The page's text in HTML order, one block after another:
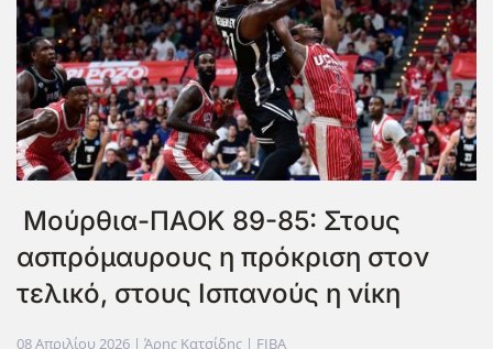
Μούρθια-ΠΑΟΚ 89-85: Στους
ασπρόμαυρους η πρόκριση στον
τελικό, στους Ισπανούς η νίκη
08 Απριλίου 2026 | Άρης Κατσίδης | FIBA